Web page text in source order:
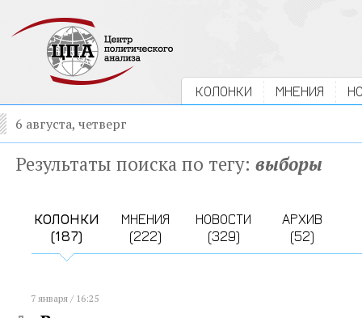
КОЛОНКИ МНЕНИЯ
6 августа, четверг
Результаты поиска по тегу: выборы
КОЛОНКИ
(187)
МНЕНИЯ
(222)
НОВОСТИ
(329)
АРХИВ
(52)
7 января / 16:25